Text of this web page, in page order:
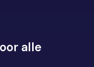
alle